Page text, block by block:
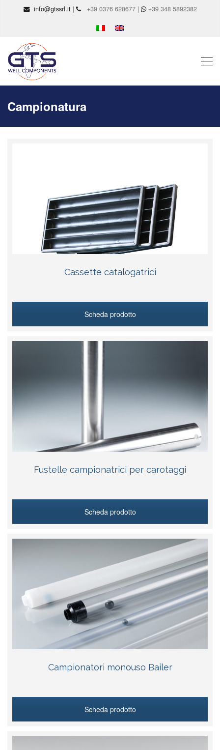
info@gtssrl.it| +39 0376 620677 | +39 348 5892382
Campionatura
Cassette catalogatrici
Scheda prodotto
Fustelle campionatrici per carotaggi
Scheda prodotto
Campionatori monouso Bailer
Scheda prodotto